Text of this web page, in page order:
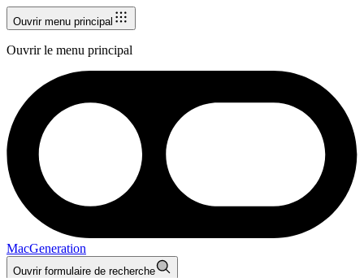
Ouvrir menu principal
Ouvrir le menu principal
MacGeneration
Ouvrir formulaire de recherche